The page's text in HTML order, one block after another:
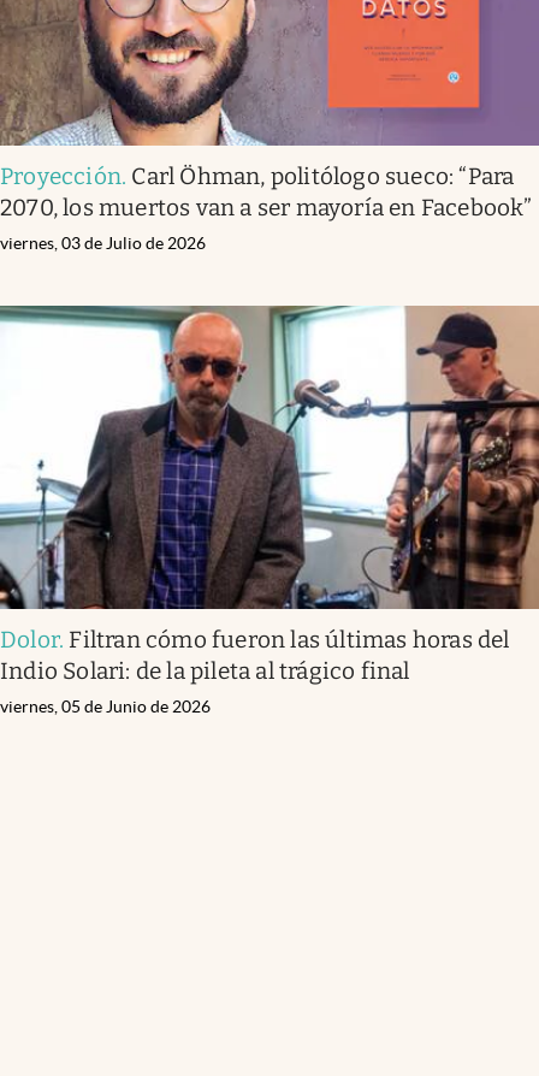
Proyección. Carl Öhman, politólogo sueco: “Para
2070, los muertos van a ser mayoría en Facebook”
viernes, 03 de Julio de 2026
Dolor. Filtran cómo fueron las últimas horas del
Indio Solari: de la pileta al trágico final
viernes, 05 de Junio de 2026